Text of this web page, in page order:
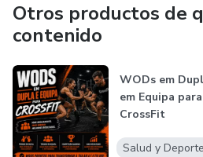
Otros productos de
contenido
WODs em
em Equipa para
CrossFit
Salud y